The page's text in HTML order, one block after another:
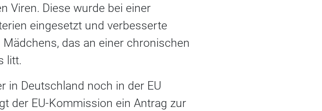
Viren. Diese wurde bei einer
eingesetzt und verbesserte
das an einer chronischen
litt.
in Deutschland noch in der EU
der EU-Kommission ein Antrag zur